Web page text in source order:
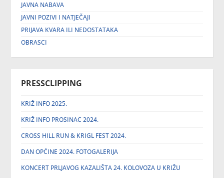
JAVNA NABAVA
JAVNI POZIVI I NATJEČAJI
PRIJAVA KVARA ILI NEDOSTATAKA
OBRASCI
PRESSCLIPPING
KRIŽ INFO 2025.
KRIŽ INFO PROSINAC 2024.
CROSS HILL RUN & KRIGL FEST 2024.
DAN OPĆINE 2024. FOTOGALERIJA
KONCERT PRLJAVOG KAZALIŠTA 24. KOLOVOZA U KRIŽU